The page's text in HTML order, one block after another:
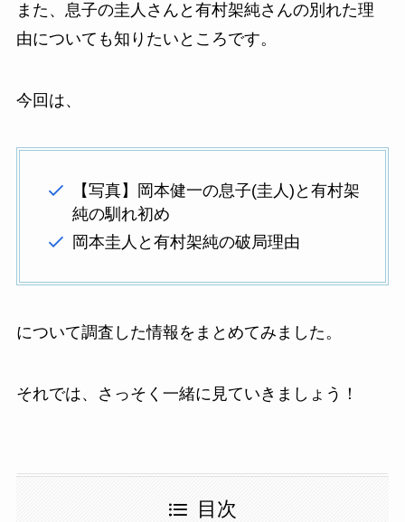
また、息子の圭人さんと有村架純さんの別れた理
由についても知りたいところです。
今回は、
【写真】岡本健一の息子(圭人)と有村架
純の馴れ初め
岡本圭人と有村架純の破局理由
について調査した情報をまとめてみました。
それでは、さっそく一緒に見ていきましょう！
目次